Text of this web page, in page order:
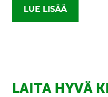
LUE LISÄÄ
LAITA HYVÄ